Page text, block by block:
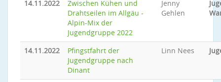
14.11.2022
Zwischen Kühen und
Drahtseilen im Allgäu -
Alpin-Mix der
Jugendgruppe 2022
Jenny
Gehlen
14.11.2022
Pfingstfahrt der
Jugendgruppe nach
Dinant
Linn Nees